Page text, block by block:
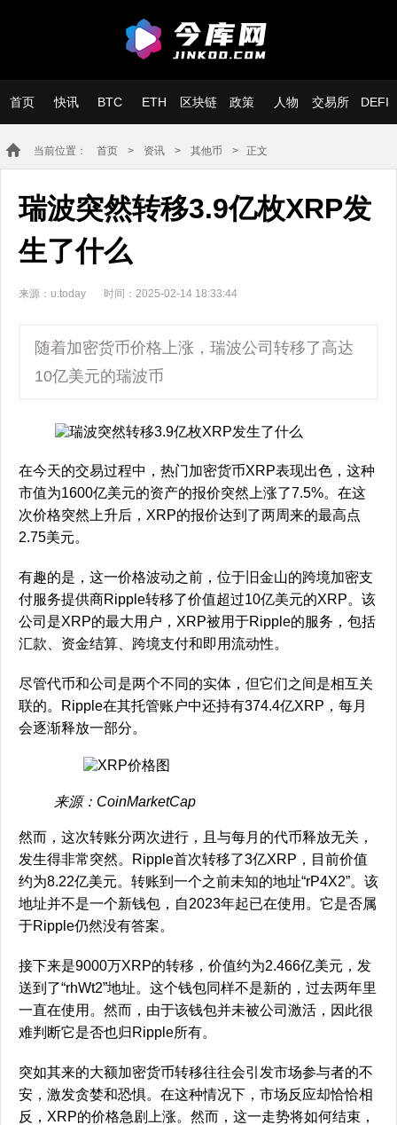
首页 快讯 BTC ETH 区块链 政策 人物 交易所 DEFI
当前位置： 首页 > 资讯 > 其他币 > 正文
瑞波突然转移3.9亿枚XRP发
生了什么
来源：u.today 时间：2025-02-14 18:33:44
随着加密货币价格上涨，瑞波公司转移了高达
10亿美元的瑞波币
在今天的交易过程中，热门加密货币XRP表现出色，这种
市值为1600亿美元的资产的报价突然上涨了7.5%。在这
次价格突然上升后，XRP的报价达到了两周来的最高点
2.75美元。
有趣的是，这一价格波动之前，位于旧金山的跨境加密支
付服务提供商Ripple转移了价值超过10亿美元的XRP。该
公司是XRP的最大用户，XRP被用于Ripple的服务，包括
汇款、资金结算、跨境支付和即用流动性。
尽管代币和公司是两个不同的实体，但它们之间是相互关
联的。Ripple在其托管账户中还持有374.4亿XRP，每月
会逐渐释放一部分。
来源：CoinMarketCap
然而，这次转账分两次进行，且与每月的代币释放无关，
发生得非常突然。Ripple首次转移了3亿XRP，目前价值
约为8.22亿美元。转账到一个之前未知的地址“rP4X2”。该
地址并不是一个新钱包，自2023年起已在使用。它是否属
于Ripple仍然没有答案。
接下来是9000万XRP的转移，价值约为2.466亿美元，发
送到了“rhWt2”地址。这个钱包同样不是新的，过去两年里
一直在使用。然而，由于该钱包并未被公司激活，因此很
难判断它是否也归Ripple所有。
突如其来的大额加密货币转移往往会引发市场参与者的不
安，激发贪婪和恐惧。在这种情况下，市场反应却恰恰相
反，XRP的价格急剧上涨。然而，这一走势将如何结束，